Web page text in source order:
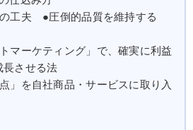
工夫 ●圧倒的品質を維持する
マーケティング」で、確実に利益
長させる法
」を自社商品・サービスに取り入